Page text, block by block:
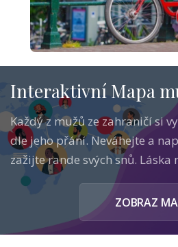
Interaktivní Mapa
Každý z mužů ze zahraničí si
dle jeho přání. Neváhejte a
zažijte rande svých snů. Láska
ZOBRAZ